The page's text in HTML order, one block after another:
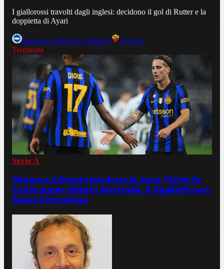
I giallorossi travolti dagli inglesi: decidono il gol di Rutter e la
doppietta di Ayari
Brighton and Hove Albion3 Roma0
Terminata
Serie A
Dimarco e Diouf stendono la Juve, l'Inter fa
sua la super sfida in Australia. A Spalletti non
basta Conceicao